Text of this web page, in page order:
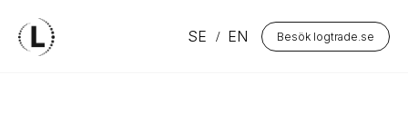
SE EN Besök logtrade.se